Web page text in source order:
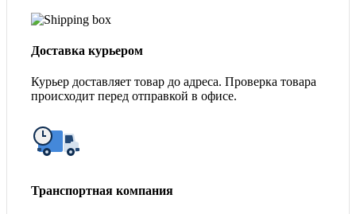
Доставка курьером
Курьер доставляет товар до адреса. Проверка товара
происходит перед отправкой в офисе.
Транспортная компания